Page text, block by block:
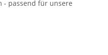
- passend für unsere